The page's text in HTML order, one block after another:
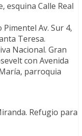
esquina Calle Real
Av. Sur 4,
Teresa.
Nacional. Gran
con Avenida
parroquia
Refugio para